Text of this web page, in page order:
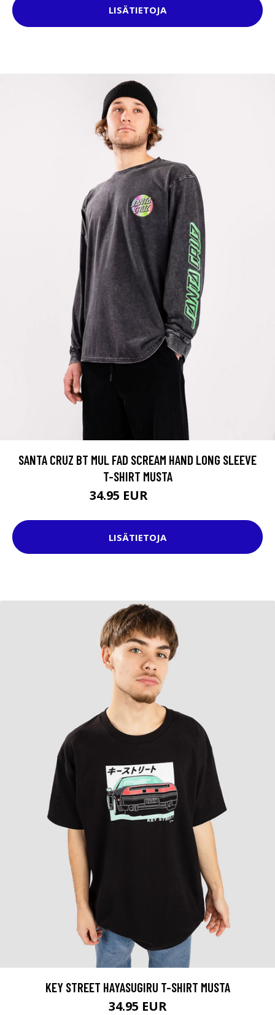
LISÄTIETOJA
SANTA CRUZ BT MUL FAD SCREAM HAND LONG SLEEVE
T-SHIRT MUSTA
34.95 EUR
LISÄTIETOJA
KEY STREET HAYASUGIRU T-SHIRT MUSTA
34.95 EUR